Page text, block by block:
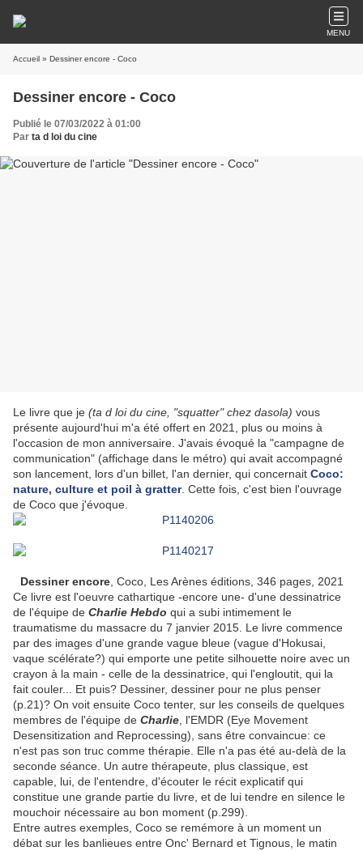
MENU
Accueil » Dessiner encore - Coco
Dessiner encore - Coco
Publié le 07/03/2022 à 01:00
Par ta d loi du cine
Le livre que je (ta d loi du cine, "squatter" chez dasola) vous
présente aujourd'hui m'a été offert en 2021, plus ou moins à
l'occasion de mon anniversaire. J'avais évoqué la "campagne de
communication" (affichage dans le métro) qui avait accompagné
son lancement, lors d'un billet, l'an dernier, qui concernait Coco:
nature, culture et poil à gratter. Cette fois, c'est bien l'ouvrage
de Coco que j'évoque.
Dessiner encore, Coco, Les Arènes éditions, 346 pages, 2021
Ce livre est l'oeuvre cathartique -encore une- d'une dessinatrice
de l'équipe de Charlie Hebdo qui a subi intimement le
traumatisme du massacre du 7 janvier 2015. Le livre commence
par des images d'une grande vague bleue (vague d'Hokusai,
vaque scélérate?) qui emporte une petite silhouette noire avec un
crayon à la main - celle de la dessinatrice, qui l'engloutit, qui la
fait couler... Et puis? Dessiner, dessiner pour ne plus penser
(p.21)? On voit ensuite Coco tenter, sur les conseils de quelques
membres de l'équipe de Charlie , l'EMDR (Eye Movement
Desensitization and Reprocessing), sans être convaincue: ce
n'est pas son truc comme thérapie. Elle n'a pas été au-delà de la
seconde séance. Un autre thérapeute, plus classique, est
capable, lui, de l'entendre, d'écouter le récit explicatif qui
constitue une grande partie du livre, et de lui tendre en silence le
mouchoir nécessaire au bon moment (p.299).
Entre autres exemples, Coco se remémore à un moment un
débat sur les banlieues entre Onc' Bernard et Tignous, le matin